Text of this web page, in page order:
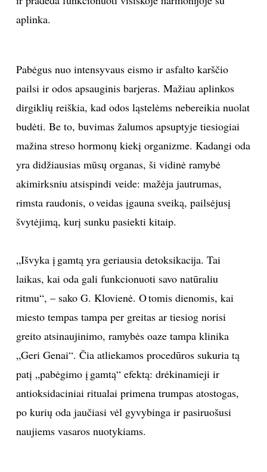
aplinka.
Pabėgus nuo intensyvaus eismo ir asfalto karščio
pailsi ir odos apsauginis barjeras. Mažiau aplinkos
dirgiklių reiškia, kad odos ląstelėms nebereikia nuolat
budėti. Be to, buvimas žalumos apsuptyje tiesiogiai
mažina streso hormonų kiekį organizme. Kadangi oda
yra didžiausias mūsų organas, ši vidinė ramybė
akimirksniu atsispindi veide: mažėja jautrumas,
rimsta raudonis, o veidas įgauna sveiką, pailsėjusį
švytėjimą, kurį sunku pasiekti kitaip.
„Išvyka į gamtą yra geriausia detoksikacija. Tai
laikas, kai oda gali funkcionuoti savo natūraliu
ritmu“, – sako G. Klovienė. O tomis dienomis, kai
miesto tempas tampa per greitas ar tiesiog norisi
greito atsinaujinimo, ramybės oaze tampa klinika
„Geri Genai“. Čia atliekamos procedūros sukuria tą
patį „pabėgimo į gamtą“ efektą: drėkinamieji ir
antioksidaciniai ritualai primena trumpas atostogas,
po kurių oda jaučiasi vėl gyvybinga ir pasiruošusi
naujiems vasaros nuotykiams.